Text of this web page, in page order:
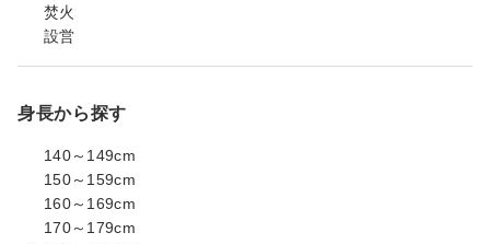
焚火
設営
身長から探す
140～149cm
150～159cm
160～169cm
170～179cm